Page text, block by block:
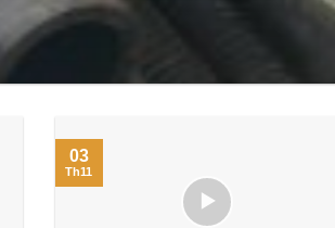
03
Th11